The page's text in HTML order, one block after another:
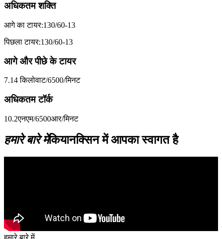
अधिकतम शक्ति
आगे का टायर:130/60-13
पिछला टायर:130/60-13
आगे और पीछे के टायर
7.14 किलोवाट/6500/मिनट
अधिकतम टॉर्क
10.2एनएम/6500आर/मिनट
हमारे बारे मेंकियानक्सिन में आपका स्वागत है
हमारे बारे में